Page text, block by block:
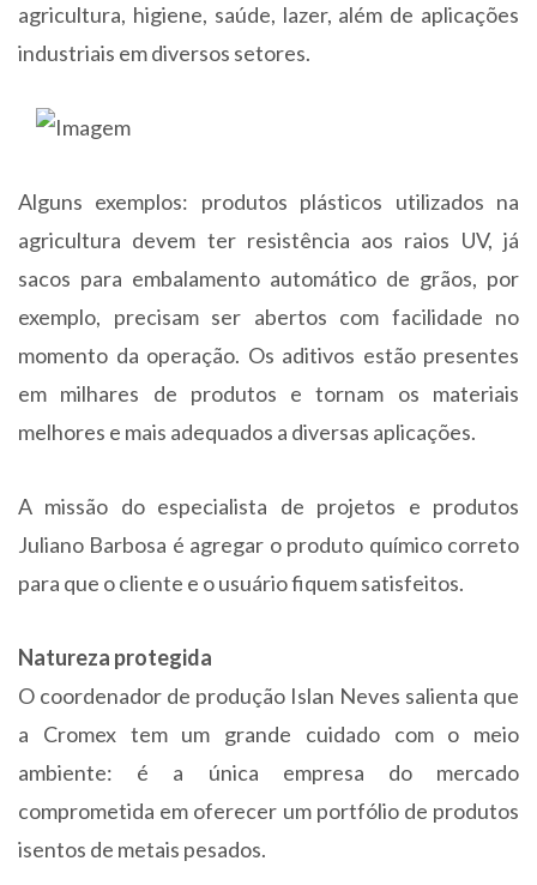
agricultura, higiene, saúde, lazer, além de aplicações
industriais em diversos setores.
Alguns exemplos: produtos plásticos utilizados na
agricultura devem ter resistência aos raios UV, já
sacos para embalamento automático de grãos, por
exemplo, precisam ser abertos com facilidade no
momento da operação. Os aditivos estão presentes
em milhares de produtos e tornam os materiais
melhores e mais adequados a diversas aplicações.
A missão do especialista de projetos e produtos
Juliano Barbosa é agregar o produto químico correto
para que o cliente e o usuário fiquem satisfeitos.
Natureza protegida
O coordenador de produção Islan Neves salienta que
a Cromex tem um grande cuidado com o meio
ambiente: é a única empresa do mercado
comprometida em oferecer um portfólio de produtos
isentos de metais pesados.